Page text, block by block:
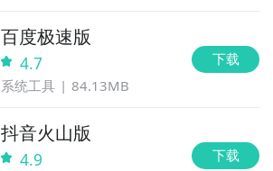
百度极速版
4.7
系统工具 84.13MB
下载
抖音火山版
4.9 下载